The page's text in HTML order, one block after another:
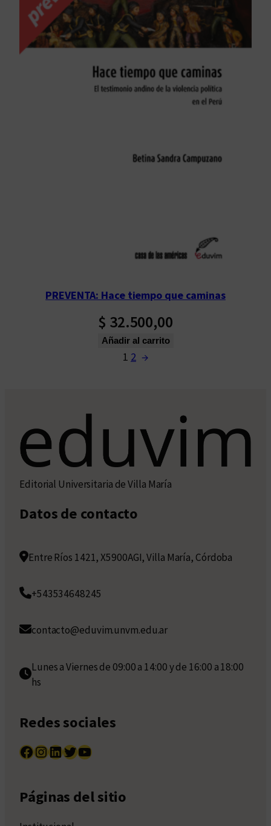
PREVENTA: Hace tiempo que caminas
$ 32.500,00
Añadir al carrito
1 2 →
Editorial Universitaria de Villa María
Datos de contacto
Entre Ríos 1421, X5900AGI, Villa María, Córdoba
+543534648245
contacto@eduvim.unvm.edu.ar
Lunes a Viernes de 09:00 a 14:00 y de 16:00 a 18:00
hs
Redes sociales
Facebook InstagramLinkedIn Twitter YouTube
Páginas del sitio